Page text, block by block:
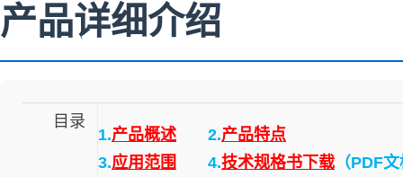
产品详细介绍
目录
1.产品概述 2.产品特点
3.应用范围 4.技术规格书下载 （PDF